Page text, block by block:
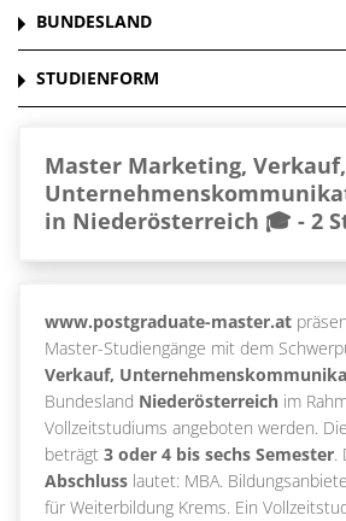
BUNDESLAND
STUDIENFORM
Master Marketing, Verkauf,
in Niederösterreich 🎓 - 2
www.postgraduate-master.at
Master-Studiengänge mit dem
Verkauf,
Bundesland Niederösterreich im
Vollzeitstudiums angeboten werden.
beträgt 3 oder 4 bis sechs Semester.
Abschluss lautet: MBA.
für Weiterbildung Krems. Ein